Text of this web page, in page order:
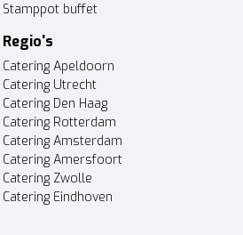
Stamppot buffet
Regio's
Catering Apeldoorn
Catering Utrecht
Catering Den Haag
Catering Rotterdam
Catering Amsterdam
Catering Amersfoort
Catering Zwolle
Catering Eindhoven